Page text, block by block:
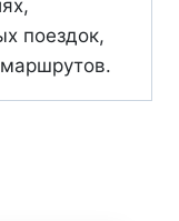
поездок,